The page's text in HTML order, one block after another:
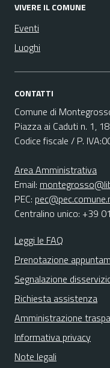
VIVERE IL COMUNE
Eventi
Luoghi
CONTATTI
Comune di
Piazza ai Caduti n. 1,
Codice fiscale / P.
Area Amministrativa
Email:
PEC:
Centralino unico: +39
Leggi le FAQ
Prenotazione
Segnalazione
Richiesta assistenza
Amministrazione
Informativa privacy
Note legali